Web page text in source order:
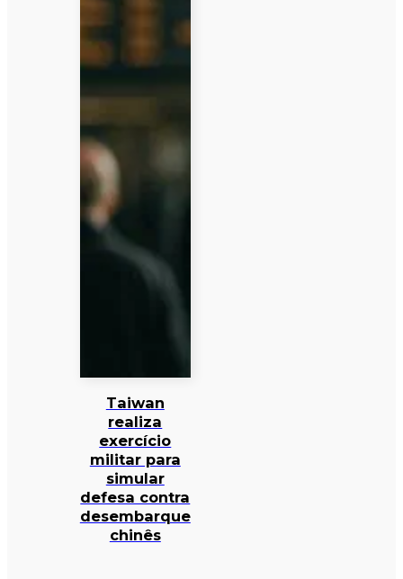
Taiwan
realiza
exercício
militar para
simular
defesa contra
desembarque
chinês